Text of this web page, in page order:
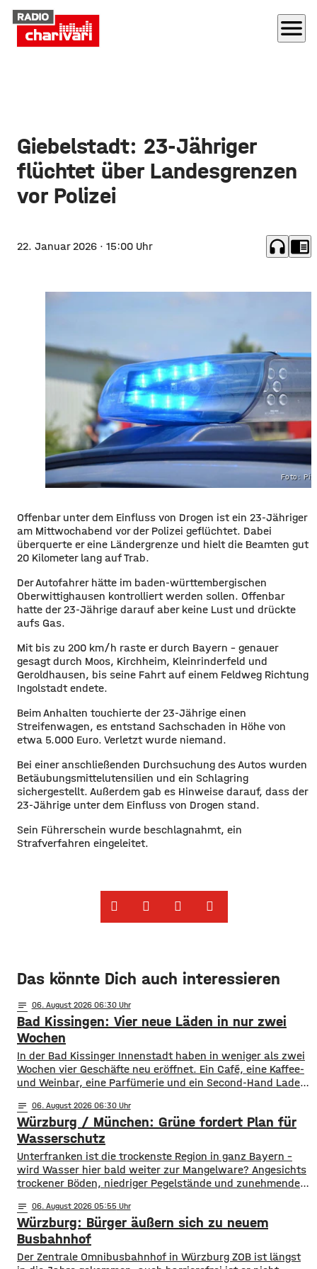
menu
​Giebelstadt: 23-Jähriger
flüchtet über Landesgrenzen
vor Polizei
22. Januar 2026 · 15:00 Uhr headphones chrome_reader_mode
Foto:
​Offenbar unter dem Einfluss von Drogen ist ein 23-Jähriger
am Mittwochabend vor der Polizei geflüchtet. Dabei
überquerte er eine Ländergrenze und hielt die Beamten gut
20 Kilometer lang auf Trab.
​Der Autofahrer hätte im baden-württembergischen
Oberwittighausen kontrolliert werden sollen. Offenbar
hatte der 23-Jährige darauf aber keine Lust und drückte
aufs Gas.
​Mit bis zu 200 km/h raste er durch Bayern – genauer
gesagt durch Moos, Kirchheim, Kleinrinderfeld und
Geroldhausen, bis seine Fahrt auf einem Feldweg Richtung
Ingolstadt endete.
​Beim Anhalten touchierte der 23-Jährige einen
Streifenwagen, es entstand Sachschaden in Höhe von
etwa 5.000 Euro. Verletzt wurde niemand.
​Bei einer anschließenden Durchsuchung des Autos wurden
Betäubungsmittelutensilien und ein Schlagring
sichergestellt. Außerdem gab es Hinweise darauf, dass der
23-Jährige unter dem Einfluss von Drogen stand.
​Sein Führerschein wurde beschlagnahmt, ein
Strafverfahren eingeleitet.
Das könnte Dich auch interessieren
notes 06. August 2026 06:30
Bad Kissingen: Vier neue Läden in nur zwei
Wochen
In der Bad Kissinger Innenstadt haben in weniger als zwei
Wochen vier Geschäfte neu eröffnet. Ein Café, eine Kaffee-
und Weinbar, eine Parfümerie und ein Second-Hand Laden
Kissingens Oberbürgermeister Dirk Vogel und der
Wirtschaftsförderer der Stadt Sebastian Bünner sehen
damit ihr Engagement und den aktuellen Kurs der
notes 06. August 2026 06:30
Würzburg / München: Grüne fordert Plan für
Wasserschutz
​​Unterfranken ist die trockenste Region in ganz Bayern –
wird Wasser hier bald weiter zur Mangelware? Angesichts
trockener Böden, niedriger Pegelstände und zunehmender
​Mit einem neuen Antrag fordern sie einen 10-Punkte-
Wasser-Notfallplan für Bayern. ​Die Grünen-Fraktion hat
dabei kurzfristige und langfristige Maßnahmen im Petto.
So sollen unter anderem
notes 06. August 2026 05:55
Würzburg: Bürger äußern sich zu neuem
Busbahnhof
Der Zentrale Omnibusbahnhof in Würzburg ZOB ist längst